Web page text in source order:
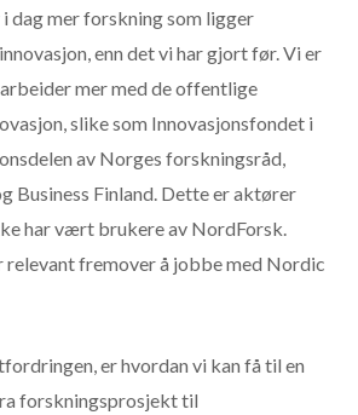
dag mer forskning som ligger
enn det vi har gjort før. Vi er
mer med de offentlige
slike som Innovasjonsfondet i
av Norges forskningsråd,
Business Finland. Dette er aktører
har vært brukere av NordForsk.
fremover å jobbe med Nordic
er hvordan vi kan få til en
forskningsprosjekt til